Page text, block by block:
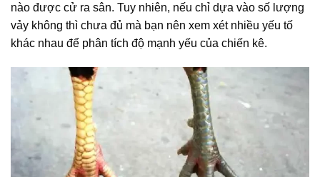
nào được cử ra sân. Tuy nhiên, nếu chỉ dựa vào số lượng
vảy không thì chưa đủ mà bạn nên xem xét nhiều yếu tố
khác nhau để phân tích độ mạnh yếu của chiến kê.